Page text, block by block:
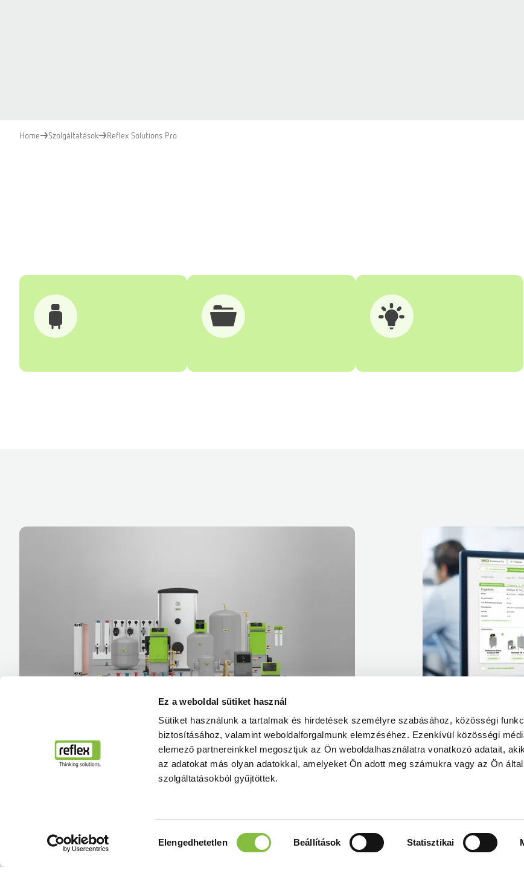
Ez a weboldal sütiket használ
Sütiket használunk a tartalmak és hirdetések személyre szabásához, közösségi
biztosításához, valamint weboldalforgalmunk elemzéséhez. Ezenkívül közösségi
elemező partnereinkkel megosztjuk az Ön weboldalhasználatra vonatkozó adatait,
az adatokat más olyan adatokkal, amelyeket Ön adott meg számukra vagy az Ön
szolgáltatásokból gyűjtöttek.
kiválasztása
Elengedhetetlen Beállítások Statisztikai
Home Szolgáltatások Reflex Solutions Pro